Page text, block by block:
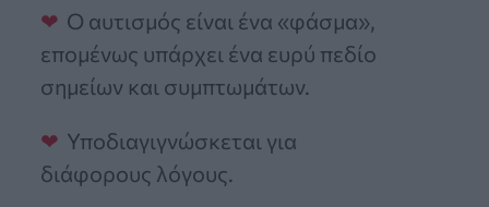
Ο αυτισμός είναι ένα «φάσμα»,
επομένως υπάρχει ένα ευρύ πεδίο
σημείων και συμπτωμάτων.
Υποδιαγιγνώσκεται για
διάφορους λόγους.